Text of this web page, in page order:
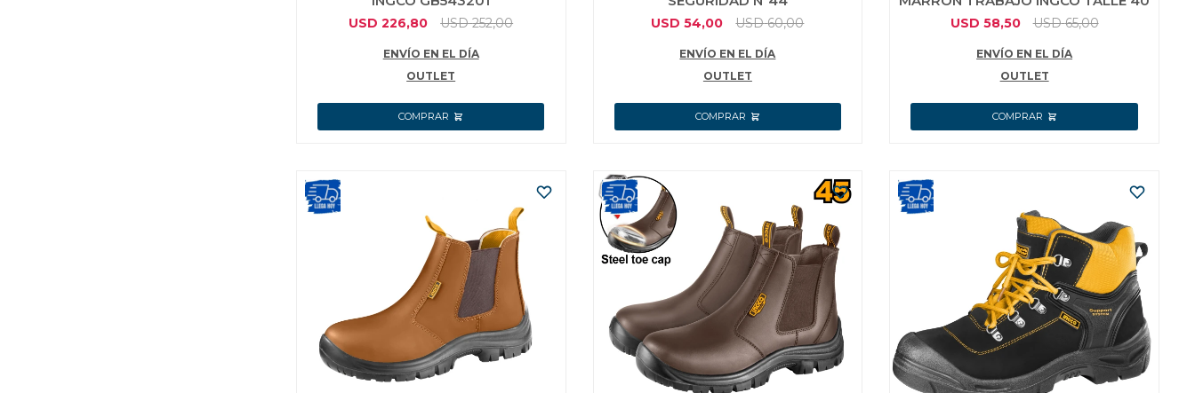
USD 226,80 USD 252,00
ENVÍO EN EL DÍA
OUTLET
USD 54,00 USD 60,00
ENVÍO EN EL DÍA
OUTLET
USD 58,50 USD 65,00
ENVÍO EN EL DÍA
OUTLET